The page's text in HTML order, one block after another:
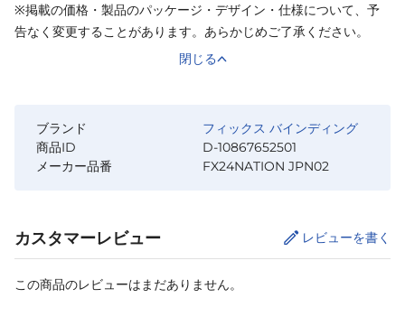
※掲載の価格・製品のパッケージ・デザイン・仕様について、予
告なく変更することがあります。あらかじめご了承ください。
閉じる
ブランド
フィックス バインディング
商品ID
D-10867652501
メーカー品番
FX24NATION JPN02
カスタマーレビュー レビューを書く
この商品のレビューはまだありません。